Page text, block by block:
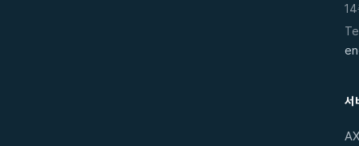
서